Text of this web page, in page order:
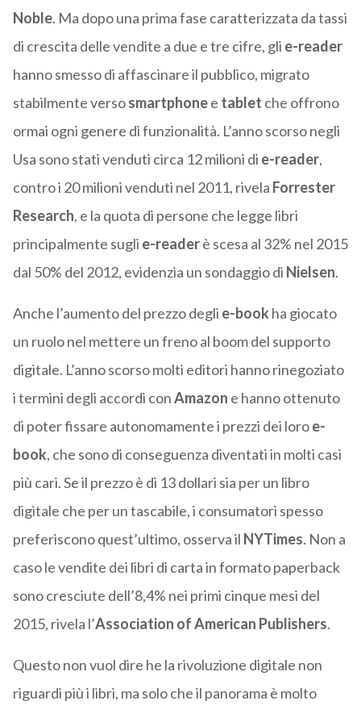
Noble. Ma dopo una prima fase caratterizzata da tassi
di crescita delle vendite a due e tre cifre, gli e-reader
hanno smesso di affascinare il pubblico, migrato
stabilmente versosmartphonee tablet che offrono
ormai ogni genere di funzionalità. L’anno scorso negli
Usa sono stati venduti circa 12 milioni di e-reader,
contro i 20 milioni venduti nel 2011, rivela Forrester
Research, e la quota di persone che legge libri
principalmente sugli e-readerè scesa al 32% nel 2015
dal 50% del 2012, evidenzia un sondaggio di Nielsen.
Anche l’aumento del prezzo degli e-bookha giocato
un ruolo nel mettere un freno al boom del supporto
digitale. L’anno scorso molti editori hanno rinegoziato
i termini degli accordi conAmazon e hanno ottenuto
di poter fissare autonomamente i prezzi dei loroe-
book, che sono di conseguenza diventati in molti casi
più cari. Se il prezzo è di 13 dollari sia per un libro
digitale che per un tascabile, i consumatori spesso
preferiscono quest’ultimo, osserva il NYTimes. Non a
caso le vendite dei libri di carta in formato paperback
sono cresciute dell’8,4% nei primi cinque mesi del
2015, rivela l’Association of American Publishers.
Questo non vuol dire he la rivoluzione digitale non
riguardi più i libri, ma solo che il panorama è molto